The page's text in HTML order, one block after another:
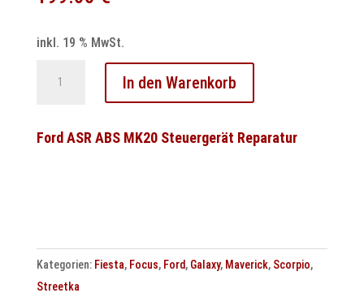
inkl. 19 % MwSt.
Reparatur
In den Warenkorb
Ford ASR ABS MK20 Steuergerät Reparatur
Kategorien: Fiesta, Focus, Ford, Galaxy, Maverick, Scorpio,
Streetka